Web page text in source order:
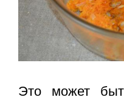
Это может